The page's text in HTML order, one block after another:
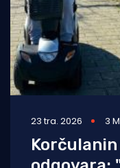
23 tra. 2026 3